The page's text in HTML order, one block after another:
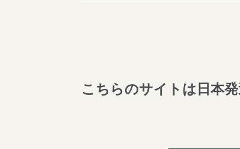
こちらのサイトは日本